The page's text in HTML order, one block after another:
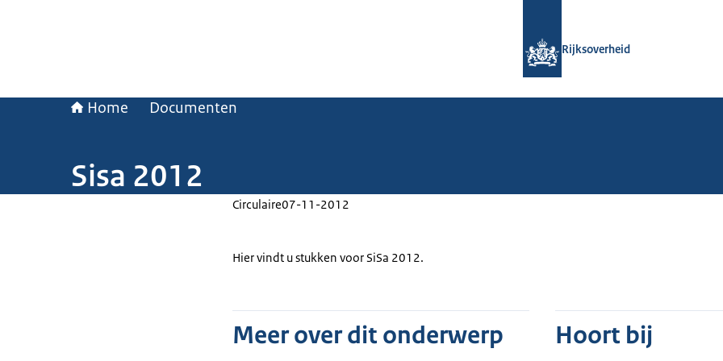
Rijksoverheid
Home Documenten
Sisa 2012
Circulaire07-11-2012
Hier vindt u stukken voor SiSa 2012.
Meer over dit onderwerp Hoort bij